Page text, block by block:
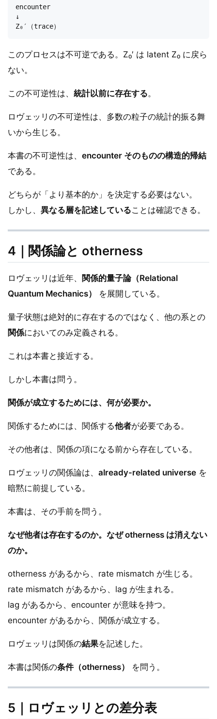
encounter
↓
このプロセスは不可逆である。Z₀′ は latent Z₀ に戻ら
ない。
この不可逆性は、 統計以前に存在する。
ロヴェッリの不可逆性は、多数の粒子の統計的振る舞
いから生じる。
本書の不可逆性は、 encounter そのものの構造的帰結
である。
どちらが「より基本的か」を決定する必要はない。
しかし、 異なる層を記述していることは確認できる。
4｜関係論と otherness
ロヴェッリは近年、 関係的量子論（Relational
Quantum Mechanics）
を展開している。
量子状態は絶対的に存在するのではなく、他の系との
関係においてのみ定義される。
これは本書と接近する。
しかし本書は問う。
関係が成立するためには、何が必要か。
関係するためには、関係する他者が必要である。
その他者は、関係の項になる前から存在している。
ロヴェッリの関係論は、 already-related universe を
暗黙に前提している。
本書は、その手前を問う。
なぜ他者は存在するのか。なぜ otherness は消えない
のか。
otherness があるから、rate mismatch が生じる。
rate mismatch があるから、lag が生まれる。
lag があるから、encounter が意味を持つ。
encounter があるから、関係が成立する。
ロヴェッリは関係の結果を記述した。
本書は関係の条件（otherness） を問う。
5｜ロヴェッリとの差分表